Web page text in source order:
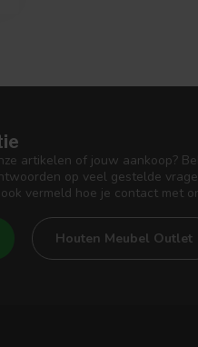
artikelen of jouw aankoop?
op veel gestelde
vermeld hoe je contact met
Houten Meubel Outlet